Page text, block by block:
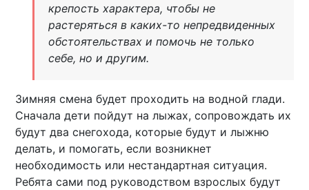
крепость характера, чтобы не
растеряться в каких-то непредвиденных
обстоятельствах и помочь не только
себе, но и другим.
Зимняя смена будет проходить на водной глади.
Сначала дети пойдут на лыжах, сопровождать их
будут два снегохода, которые будут и лыжню
делать, и помогать, если возникнет
необходимость или нестандартная ситуация.
Ребята сами под руководством взрослых будут